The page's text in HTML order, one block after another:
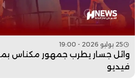
25 يوليو 2026 - 19:00
وائل جسار يطرب جمهور مكناس
فيديو